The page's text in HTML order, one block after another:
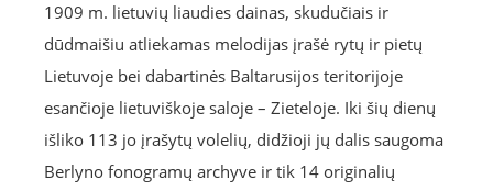
1909 m. lietuvių liaudies dainas, skudučiais ir
dūdmaišiu atliekamas melodijas įrašė rytų ir pietų
Lietuvoje bei dabartinės Baltarusijos teritorijoje
esančioje lietuviškoje saloje – Zieteloje. Iki šių dienų
išliko 113 jo įrašytų volelių, didžioji jų dalis saugoma
Berlyno fonogramų archyve ir tik 14 originalių